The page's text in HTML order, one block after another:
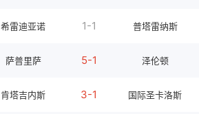
希雷迪亚诺 1-1 普塔雷纳斯
萨普里萨 5-1 泽伦顿
肯塔吉内斯 3-1 国际圣卡洛斯